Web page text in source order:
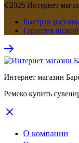
©2026 Интернет
Быстрая
Гарантия
Интернет магазин
Ремеко купить
О компании